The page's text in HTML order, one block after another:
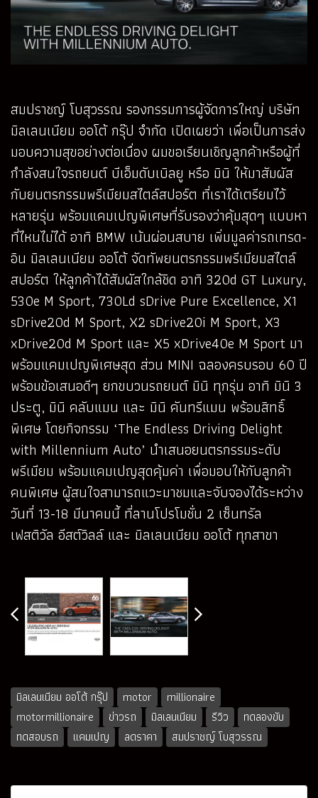
สมปราชญ์ โบสุวรรณ รองกรรมการผู้จัดการใหญ่ บริษัท
มิลเลนเนียม ออโต้ กรุ๊ป จำกัด เปิดเผยว่า เพื่อเป็นการส่ง
มอบความสุขอย่างต่อเนื่อง ผมขอเรียนเชิญลูกค้าหรือผู้ที่
กำลังสนใจรถยนต์ บีเอ็มดับเบิลยู หรือ มินิ ให้มาสัมผัส
กับยนตรกรรมพรีเมียมสไตล์สปอร์ต ที่เราได้เตรียมไว้
หลายรุ่น พร้อมแคมเปญพิเศษที่รับรองว่าคุ้มสุดๆ แบบหา
ที่ไหนไม่ได้ อาทิ BMW เน้นผ่อนสบาย เพิ่มมูลค่ารถเทรด-
อิน มิลเลนเนียม ออโต้ จัดทัพยนตรกรรมพรีเมียมสไตล์
สปอร์ต ให้ลูกค้าได้สัมผัสใกล้ชิด อาทิ 320d GT Luxury,
530e M Sport, 730Ld sDrive Pure Excellence, X1
sDrive20d M Sport, X2 sDrive20i M Sport, X3
xDrive20d M Sport และ X5 xDrive40e M Sport มา
พร้อมแคมเปญพิเศษสุด ส่วน MINI ฉลองครบรอบ 60 ปี
พร้อมข้อเสนอดีๆ ยกขบวนรถยนต์ มินิ ทุกรุ่น อาทิ มินิ 3
ประตู, มินิ คลับแมน และ มินิ คันทรีแมน พร้อมสิทธิ์
พิเศษ โดยกิจกรรม ‘The Endless Driving Delight
with Millennium Auto’ นำเสนอยนตรกรรมระดับ
พรีเมียม พร้อมแคมเปญสุดคุ้มค่า เพื่อมอบให้กับลูกค้า
คนพิเศษ ผู้สนใจสามารถแวะมาชมและจับจองได้ระหว่าง
วันที่ 13-18 มีนาคมนี้ ที่ลานโปรโมชั่น 2 เซ็นทรัล
เฟสติวัล อีสต์วิลล์ และ มิลเลนเนียม ออโต้ ทุกสาขา
มิลเลนเนียม ออโต้ กรุ๊ป motor
millionaire
motormillionaire
ข่าวรถ มิลเลนเนียม รีวิว
ทดลองขับ
ทดสอบรถ
แคมเปญ ลดราคา สมปราชญ์ โบสุวรรณ